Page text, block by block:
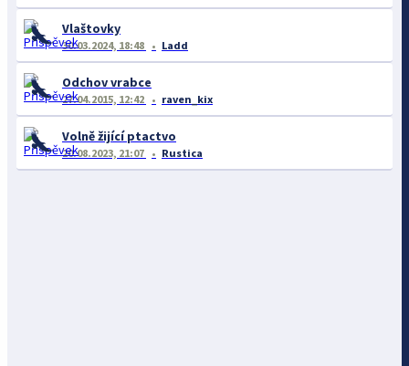
Vlaštovky
30.03.2024, 18:48 Ladd
Odchov vrabce
27.04.2015, 12:42 raven_kix
Volně žijící ptactvo
20.08.2023, 21:07 Rustica